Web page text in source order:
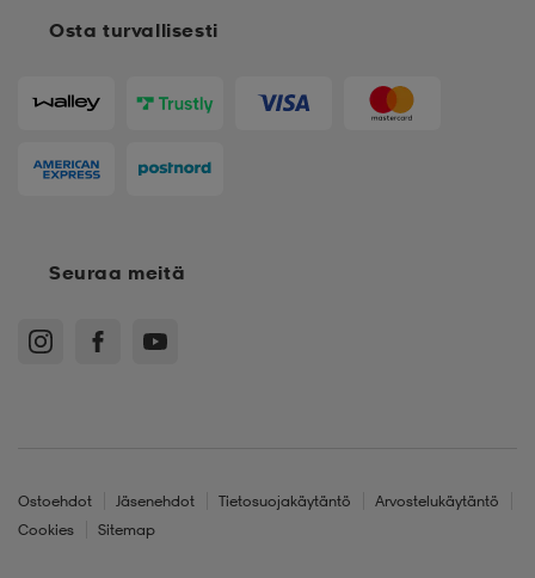
Osta turvallisesti
Seuraa meitä
Ostoehdot Jäsenehdot Tietosuojakäytäntö
Arvostelukäytäntö
Cookies
Sitemap